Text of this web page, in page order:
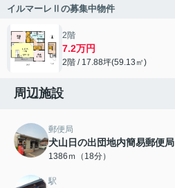
イルマーレⅡの募集中物件
2階
7.2万円
2階 / 17.88坪(59.13㎡)
周辺施設
郵便局
犬山日の出団地内簡易郵便局
1386ｍ（18分）
駅